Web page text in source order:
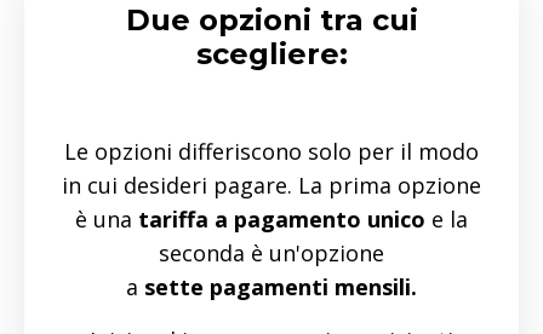
Due opzioni tra cui
scegliere:
Le opzioni differiscono solo per il modo
in cui desideri pagare. La prima opzione
è una tariffa a pagamento unico e la
seconda è un'opzione
a sette pagamenti mensili.